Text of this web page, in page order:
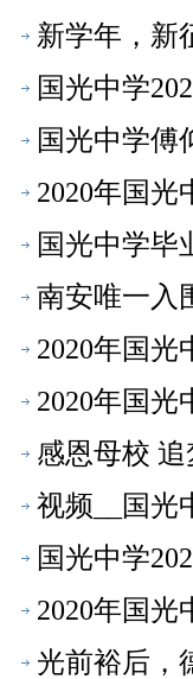
新学年，新
国光中学
国光中学傅
2020年国光
国光中学毕
南安唯一入
2020年国光
2020年国光
感恩母校
视频__国光
国光中学
2020年国
光前裕后，